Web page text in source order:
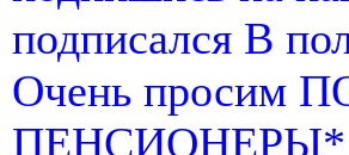
подписался В
Очень просим
ПЕНСИОНЕРЫ*